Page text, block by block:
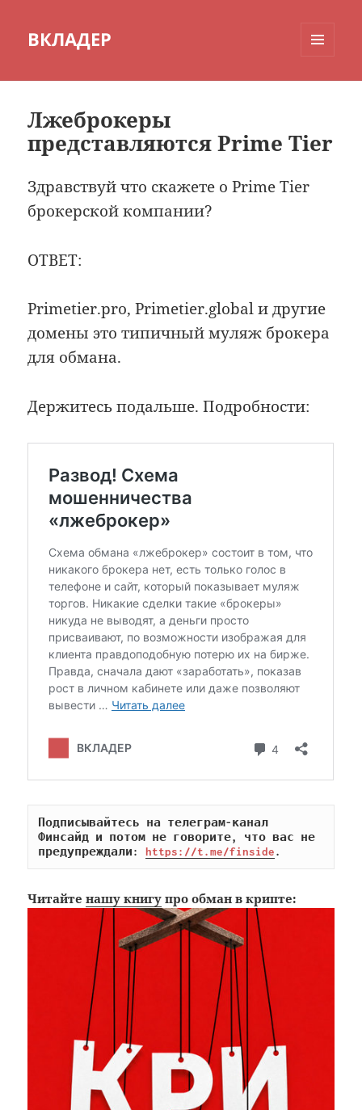
ВКЛАДЕР
Лжеброкеры
представляются Prime Tier
Здравствуй что скажете о Prime Tier
брокерской компании?
ОТВЕТ:
Primetier.pro, Primetier.global и другие
домены это типичный муляж брокера
для обмана.
Держитесь подальше. Подробности:
Подписывайтесь на телеграм-канал
Финсайд и потом не говорите, что вас не
предупреждали: https://t.me/finside.
Читайтенашу книгу про обман в крипте: